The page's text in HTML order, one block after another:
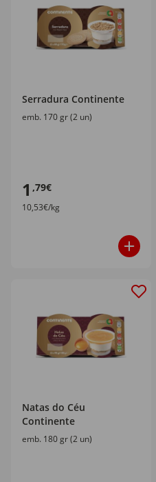
Serradura Continente
emb. 170 gr (2 un)
1 ,79€
10,53€/kg
Natas do Céu
Continente
emb. 180 gr (2 un)